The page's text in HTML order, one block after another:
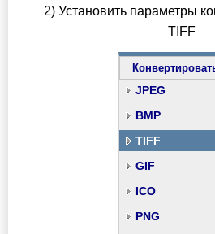
2) Установить параметры
TIFF
JPEG
BMP
TIFF
GIF
ICO
PNG